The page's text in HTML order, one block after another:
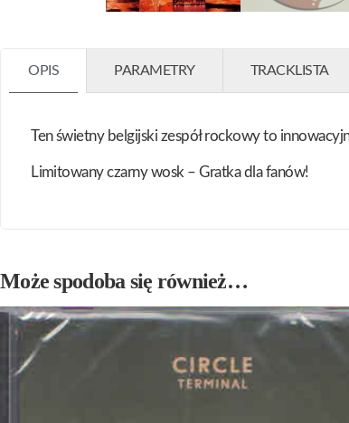
OPIS PARAMETRY TRACKLISTA
Ten świetny belgijski zespół rockowy to
Limitowany czarny wosk – Gratka dla fanów!
Może spodoba się również…